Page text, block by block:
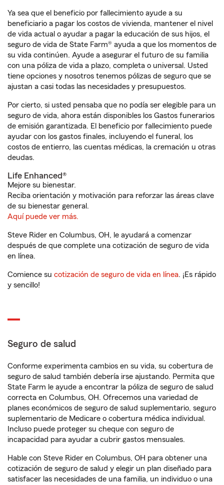
Ya sea que el beneficio por fallecimiento ayude a su
beneficiario a pagar los costos de vivienda, mantener el nivel
de vida actual o ayudar a pagar la educación de sus hijos, el
seguro de vida de State Farm® ayuda a que los momentos de
su vida continúen. Ayude a asegurar el futuro de su familia
con una póliza de vida a plazo, completa o universal. Usted
tiene opciones y nosotros tenemos pólizas de seguro que se
ajustan a casi todas las necesidades y presupuestos.
Por cierto, si usted pensaba que no podía ser elegible para un
seguro de vida, ahora están disponibles los Gastos funerarios
de emisión garantizada. El beneficio por fallecimiento puede
ayudar con los gastos finales, incluyendo el funeral, los
costos de entierro, las cuentas médicas, la cremación u otras
deudas.
Life Enhanced®
Mejore su bienestar.
Reciba orientación y motivación para reforzar las áreas clave
de su bienestar general.
Aquí puede ver más.
Steve Rider en Columbus, OH, le ayudará a comenzar
después de que complete una cotización de seguro de vida
en línea.
Comience su cotización de seguro de vida en línea. ¡Es rápido
y sencillo!
Seguro de salud
Conforme experimenta cambios en su vida, su cobertura de
seguro de salud también debería irse ajustando. Permita que
State Farm le ayude a encontrar la póliza de seguro de salud
correcta en Columbus, OH. Ofrecemos una variedad de
planes económicos de seguro de salud suplementario, seguro
suplementario de Medicare o cobertura médica individual.
Incluso puede proteger su cheque con seguro de
incapacidad para ayudar a cubrir gastos mensuales.
Hable con Steve Rider en Columbus, OH para obtener una
cotización de seguro de salud y elegir un plan diseñado para
satisfacer las necesidades de una familia, un individuo o una